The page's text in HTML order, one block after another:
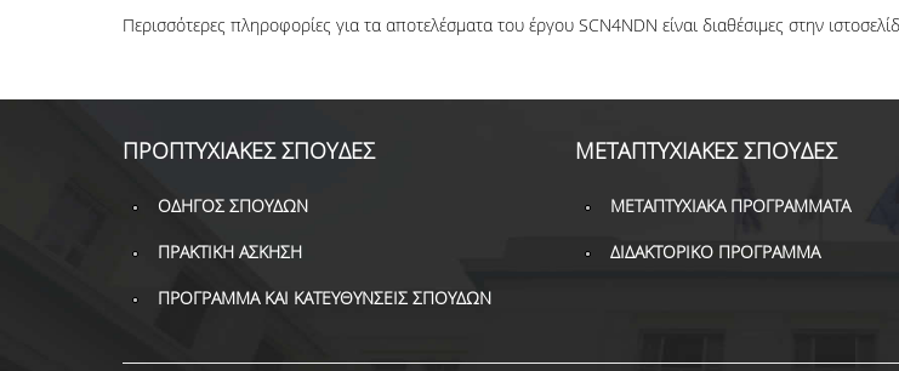
Περισσότερες πληροφορίες για τα αποτελέσματα του έργου SCN4NDN είναι διαθέσιμες στην
ΠΡΟΠΤΥΧΙΑΚΕΣ ΣΠΟΥΔΕΣ
ΟΔΗΓΟΣ ΣΠΟΥΔΩΝ
ΠΡΑΚΤΙΚΗ ΑΣΚΗΣΗ
ΠΡΟΓΡΑΜΜΑ ΚΑΙ ΚΑΤΕΥΘΥΝΣΕΙΣ ΣΠΟΥΔΩΝ
ΜΕΤΑΠΤΥΧΙΑΚΕΣ ΣΠΟΥΔΕΣ
ΜΕΤΑΠΤΥΧΙΑΚΑ ΠΡΟΓΡΑΜΜΑΤΑ
ΔΙΔΑΚΤΟΡΙΚΟ ΠΡΟΓΡΑΜΜΑ